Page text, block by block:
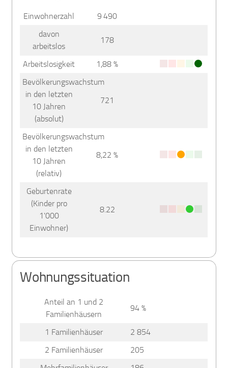
Einwohnerzahl
9 490
davon
arbeitslos
178
Arbeitslosigkeit
1,88 %
Bevölkerungswachstum
in den letzten
10 Jahren
(absolut)
721
Bevölkerungswachstum
in den letzten
10 Jahren
(relativ)
8,22 %
Geburtenrate
(Kinder pro
1'000
Einwohner)
8.22
Wohnungssituation
Anteil an 1 und 2
Familienhäusern
94 %
1 Familienhäuser
2 854
2 Familienhäuser
205